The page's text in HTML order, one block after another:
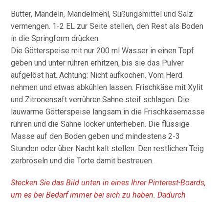
Butter, Mandeln, Mandelmehl, Süßungsmittel und Salz
vermengen. 1-2 EL zur Seite stellen, den Rest als Boden
in die Springform drücken.
Die Götterspeise mit nur 200 ml Wasser in einen Topf
geben und unter rühren erhitzen, bis sie das Pulver
aufgelöst hat. Achtung: Nicht aufkochen. Vom Herd
nehmen und etwas abkühlen lassen. Frischkäse mit Xylit
und Zitronensaft verrühren.Sahne steif schlagen. Die
lauwarme Götterspeise langsam in die Frischkäsemasse
rühren und die Sahne locker unterheben. Die flüssige
Masse auf den Boden geben und mindestens 2-3
Stunden oder über Nacht kalt stellen. Den restlichen Teig
zerbröseln und die Torte damit bestreuen.
Stecken Sie das Bild unten in eines Ihrer Pinterest-Boards,
um es bei Bedarf immer bei sich zu haben. Dadurch